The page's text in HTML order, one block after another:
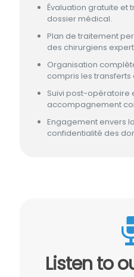
Évaluation gratuite et
dossier médical.
Plan de traitement
des chirurgiens
Organisation
compris les
Suivi post-opératoire
accompagnement
Engagement envers
confidentialité des
Listen to